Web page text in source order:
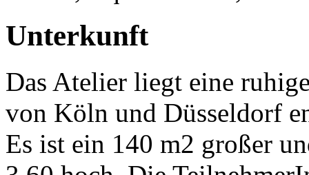
Unterkunft
Das Atelier liegt eine
von Köln und Düsseldorf
Es ist ein 140 m2 großer